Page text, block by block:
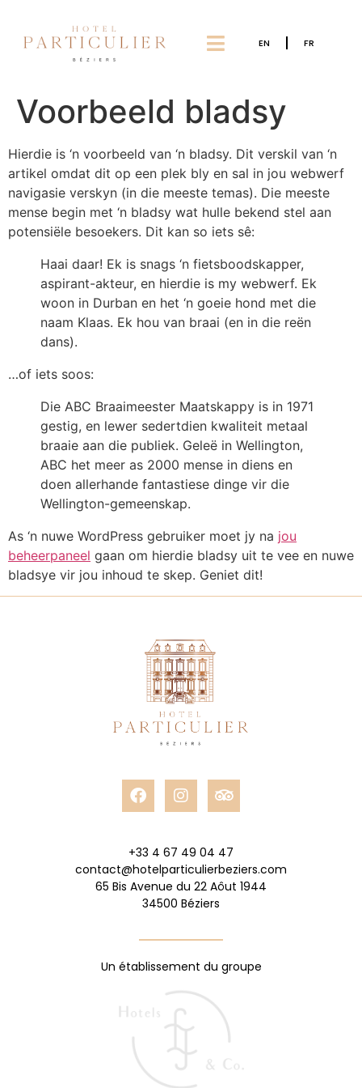
EN FR
Voorbeeld bladsy
Hierdie is ‘n voorbeeld van ‘n bladsy. Dit verskil van ‘n
artikel omdat dit op een plek bly en sal in jou webwerf
navigasie verskyn (in die meeste temas). Die meeste
mense begin met ‘n bladsy wat hulle bekend stel aan
potensiële besoekers. Dit kan so iets sê:
Haai daar! Ek is snags ‘n fietsboodskapper,
aspirant-akteur, en hierdie is my webwerf. Ek
woon in Durban en het ‘n goeie hond met die
naam Klaas. Ek hou van braai (en in die reën
dans).
…of iets soos:
Die ABC Braaimeester Maatskappy is in 1971
gestig, en lewer sedertdien kwaliteit metaal
braaie aan die publiek. Geleë in Wellington,
ABC het meer as 2000 mense in diens en
doen allerhande fantastiese dinge vir die
Wellington-gemeenskap.
As ‘n nuwe WordPress gebruiker moet jy na jou
beheerpaneel gaan om hierdie bladsy uit te vee en nuwe
bladsye vir jou inhoud te skep. Geniet dit!
+33 4 67 49 04 47
contact@hotelparticulierbeziers.com
65 Bis Avenue du 22 Aôut 1944
34500 Béziers
Un établissement du groupe